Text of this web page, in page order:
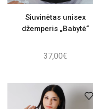
Siuvinėtas unisex
džemperis „Babytė“
37,00€